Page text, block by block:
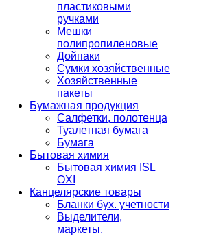
пластиковыми
ручками
Мешки
полипропиленовые
Дойпаки
Сумки хозяйственные
Хозяйственные
пакеты
Бумажная продукция
Салфетки, полотенца
Туалетная бумага
Бумага
Бытовая химия
Бытовая химия ISL
OXI
Канцелярские товары
Бланки бух. учетности
Выделители,
маркеты,